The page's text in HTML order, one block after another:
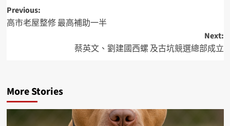
Previous:
高市老屋整修 最高補助一半
Next:
蔡英文、劉建國西螺 及古坑競選總部成立
More Stories